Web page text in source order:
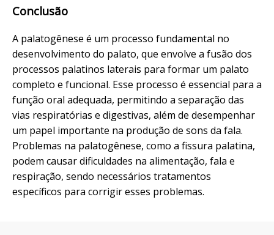
Conclusão
A palatogênese é um processo fundamental no
desenvolvimento do palato, que envolve a fusão dos
processos palatinos laterais para formar um palato
completo e funcional. Esse processo é essencial para a
função oral adequada, permitindo a separação das
vias respiratórias e digestivas, além de desempenhar
um papel importante na produção de sons da fala.
Problemas na palatogênese, como a fissura palatina,
podem causar dificuldades na alimentação, fala e
respiração, sendo necessários tratamentos
específicos para corrigir esses problemas.